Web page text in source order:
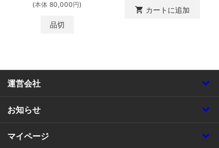
(本体 80,000円)
品切
shopping_cart カートに追加
運営会社
お知らせ
マイページ